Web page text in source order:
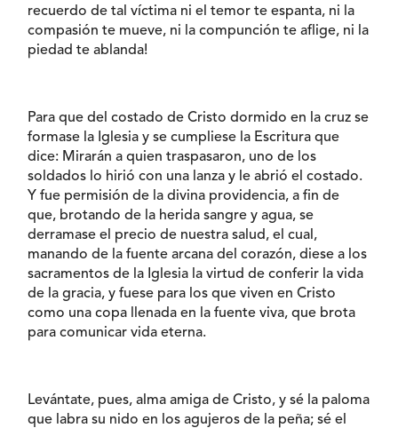
recuerdo de tal víctima ni el temor te espanta, ni la
compasión te mueve, ni la compunción te aflige, ni la
piedad te ablanda!
Para que del costado de Cristo dormido en la cruz se
formase la Iglesia y se cumpliese la Escritura que
dice: Mirarán a quien traspasaron, uno de los
soldados lo hirió con una lanza y le abrió el costado.
Y fue permisión de la divina providencia, a fin de
que, brotando de la herida sangre y agua, se
derramase el precio de nuestra salud, el cual,
manando de la fuente arcana del corazón, diese a los
sacramentos de la Iglesia la virtud de conferir la vida
de la gracia, y fuese para los que viven en Cristo
como una copa llenada en la fuente viva, que brota
para comunicar vida eterna.
Levántate, pues, alma amiga de Cristo, y sé la paloma
que labra su nido en los agujeros de la peña; sé el